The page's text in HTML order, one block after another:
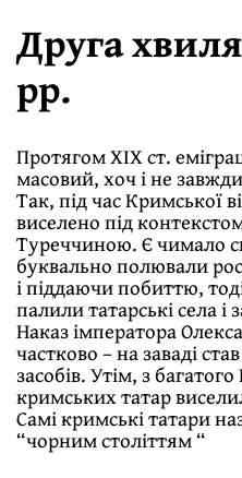
Друга
рр.
Протягом ХІХ ст.
масовий, хоч і не
Так, під час Кримської
виселено під
Туреччиною. Є чимало
буквально полювали
і піддаючи побиттю,
палили татарські села і
Наказ імператора
частково – на заваді
засобів. Утім, з
кримських татар
Самі кримські татари
“чорним століттям “